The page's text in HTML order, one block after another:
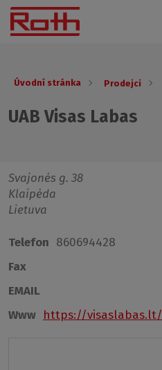
Úvodní stránka Prodejci
UAB Visas Labas
Svajonės g. 38
Klaipėda
Lietuva
Telefon 860694428
Fax
EMAIL
Www https://visaslabas.lt/